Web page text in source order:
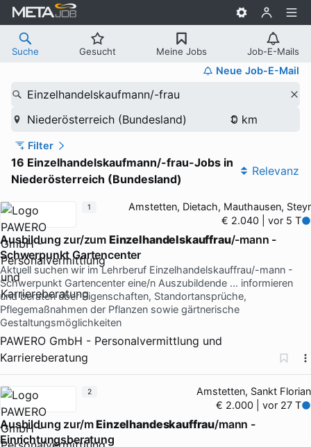
Suche Gesucht Meine Jobs Job-E-Mails
Neue Job-E-Mail
Einzelhandelskaufmann/-frau
Niederösterreich (Bundesland)
Filter
16 Einzelhandelskaufmann/-frau-Jobs in
Niederösterreich (Bundesland)
Relevanz
Amstetten, Dietach, Mauthausen, Steyr
€ 2.040 | vor 5 T
Ausbildung zur/zum Einzelhandelskauffrau/-mann -
Schwerpunkt Gartencenter
Aktuell suchen wir im Lehrberuf Einzelhandelskauffrau/-mann -
Schwerpunkt Gartencenter eine/n Auszubildende … informieren
und beraten über Eigenschaften, Standortansprüche,
Pflegemaßnahmen der Pflanzen sowie gärtnerische
Gestaltungsmöglichkeiten
PAWERO GmbH - Personalvermittlung und
Karriereberatung
1
Amstetten, Sankt Florian
€ 2.000 | vor 27 T
Ausbildung zur/mEinzelhandeskauffrau/mann -
Einrichtungsberatung
2